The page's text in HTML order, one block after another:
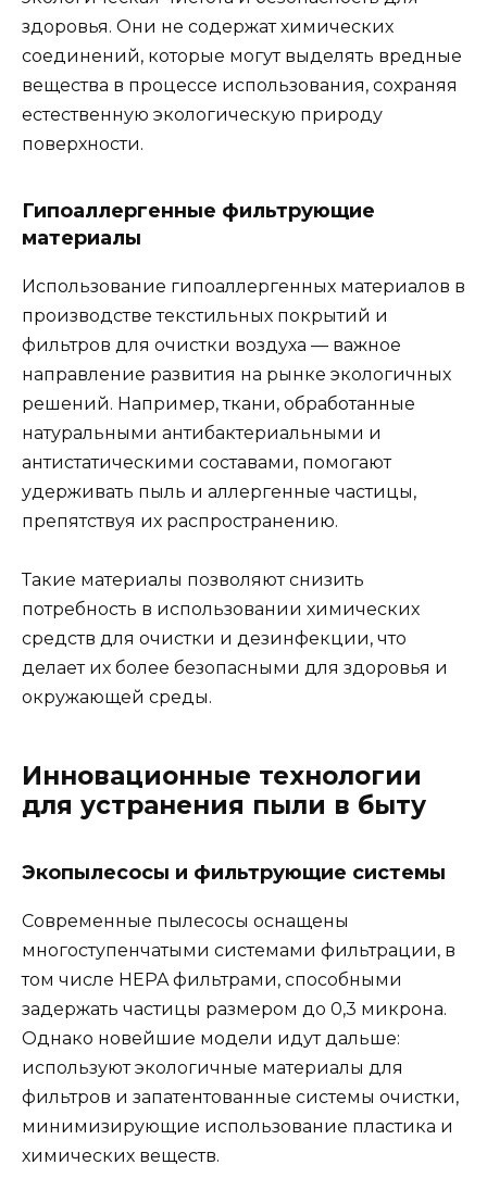
здоровья. Они не содержат химических
соединений, которые могут выделять вредные
вещества в процессе использования, сохраняя
естественную экологическую природу
поверхности.
Гипоаллергенные фильтрующие
материалы
Использование гипоаллергенных материалов в
производстве текстильных покрытий и
фильтров для очистки воздуха — важное
направление развития на рынке экологичных
решений. Например, ткани, обработанные
натуральными антибактериальными и
антистатическими составами, помогают
удерживать пыль и аллергенные частицы,
препятствуя их распространению.
Такие материалы позволяют снизить
потребность в использовании химических
средств для очистки и дезинфекции, что
делает их более безопасными для здоровья и
окружающей среды.
Инновационные технологии
для устранения пыли в быту
Экопылесосы и фильтрующие системы
Современные пылесосы оснащены
многоступенчатыми системами фильтрации, в
том числе HEPA фильтрами, способными
задержать частицы размером до 0,3 микрона.
Однако новейшие модели идут дальше:
используют экологичные материалы для
фильтров и запатентованные системы очистки,
минимизирующие использование пластика и
химических веществ.